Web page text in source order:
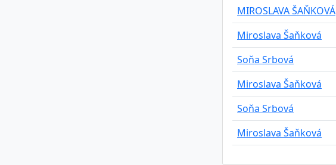
MIROSLAVA ŠAŇKOVÁ
Miroslava Šaňková
Soňa Srbová
Miroslava Šaňková
Soňa Srbová
Miroslava Šaňková